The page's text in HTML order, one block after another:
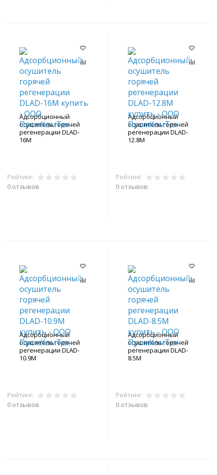
Адсорбционный
осушитель горячей
регенерации DLAD-
16M
Рейтинг:
0 отзывов
Адсорбционный
осушитель горячей
регенерации DLAD-
12.8M
Рейтинг:
0 отзывов
Адсорбционный
осушитель горячей
регенерации DLAD-
10.9M
Рейтинг:
0 отзывов
Адсорбционный
осушитель горячей
регенерации DLAD-
8.5M
Рейтинг:
0 отзывов